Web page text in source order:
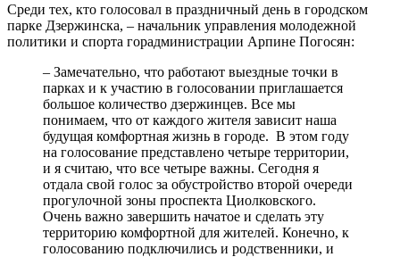
Среди тех, кто голосовал в праздничный день в городском
парке Дзержинска, – начальник управления молодежной
политики и спорта горадминистрации Арпине Погосян:
– Замечательно, что работают выездные точки в
парках и к участию в голосовании приглашается
большое количество дзержинцев. Все мы
понимаем, что от каждого жителя зависит наша
будущая комфортная жизнь в городе. В этом году
на голосование представлено четыре территории,
и я считаю, что все четыре важны. Сегодня я
отдала свой голос за обустройство второй очереди
прогулочной зоны проспекта Циолковского.
Очень важно завершить начатое и сделать эту
территорию комфортной для жителей. Конечно, к
голосованию подключились и родственники, и